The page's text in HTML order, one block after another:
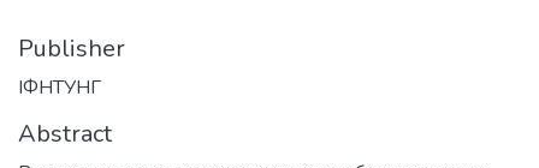
Publisher
ІФНТУНГ
Abstract